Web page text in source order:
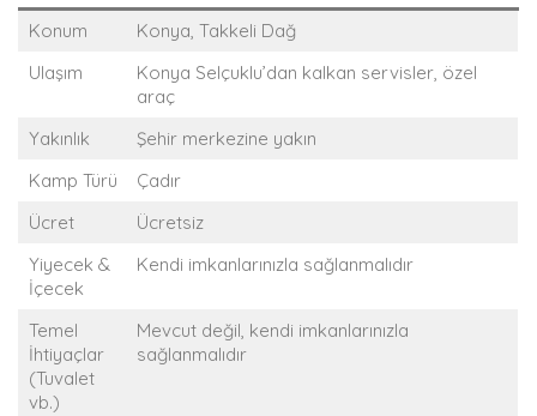
Konum
Konya, Takkeli Dağ
Ulaşım
Konya Selçuklu’dan kalkan servisler, özel
araç
Yakınlık
Şehir merkezine yakın
Kamp Türü
Çadır
Ücret
Ücretsiz
Yiyecek &
İçecek
Kendi imkanlarınızla sağlanmalıdır
Temel
İhtiyaçlar
(Tuvalet
vb.)
Mevcut değil, kendi imkanlarınızla
sağlanmalıdır